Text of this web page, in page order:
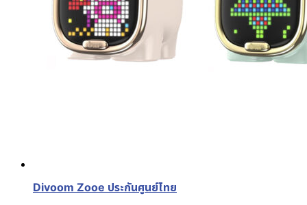
Divoom Zooe ประกันศูนย์ไทย